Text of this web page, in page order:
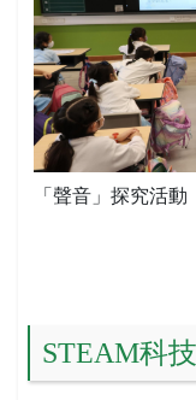
「聲音」探究活動
STEAM科